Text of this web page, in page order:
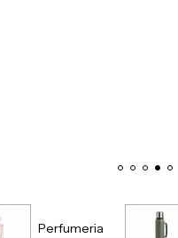
Perfumeria